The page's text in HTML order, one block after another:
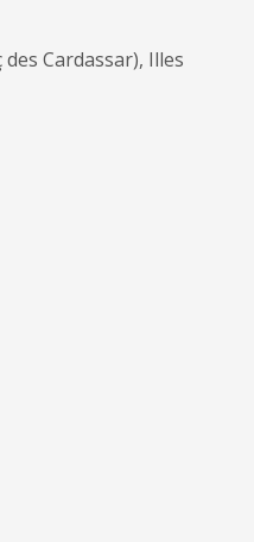
Cardassar), Illes